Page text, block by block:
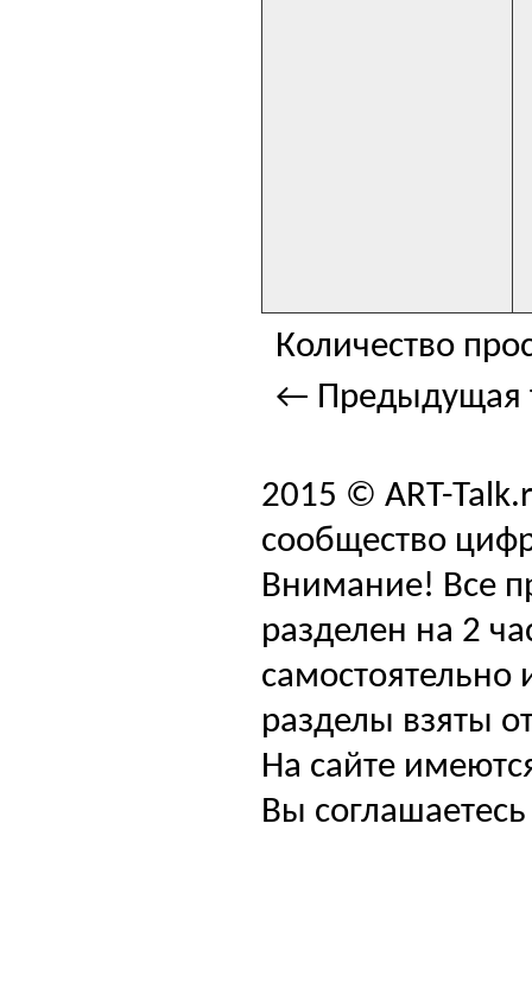
Количество
← Предыдущая
2015 © ART-
сообщество
Внимание! Все
разделен на 2
самостоятельно
разделы взяты
На сайте
Вы